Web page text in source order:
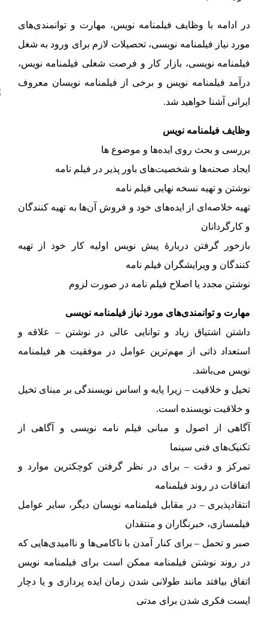
در ادامه با وظایف فیلمنامه نویس، مهارت و توانمندی‌های
مورد نیاز فیلمنامه نویسی، تحصیلات لازم برای ورود به شغل
فیلمنامه نویسی، بازار کار و فرصت شغلی فیلمنامه نویس،
درآمد فیلمنامه نویس و برخی از فیلمنامه نویسان معروف
ایرانی آشنا خواهید شد.
وظایف فیلمنامه نویس
بررسی و بحث روی ایده‌ها و موضوع ها
ایجاد صحنه‌ها و شخصیت‌های باور پذیر در فیلم نامه
نوشتن و تهیه نسخه نهایی فیلم نامه
تهیه خلاصه‌ای از ایده‌های خود و فروش آن‌ها به تهیه کنندگان
و کارگردانان
بازخور گرفتن دربارهٔ پیش نویس اولیه کار خود از تهیه
کنندگان و ویرایشگران فیلم نامه
نوشتن مجدد یا اصلاح فیلم نامه در صورت لزوم
مهارت و توانمندی‌های مورد نیاز فیلمنامه نویسی
داشتن اشتیاق زیاد و توانایی عالی در نوشتن – علاقه و
استعداد ذاتی از مهم‌ترین عوامل در موفقیت هر فیلمنامه
نویس می‌باشد.
تخیل و خلاقیت – زیرا پایه و اساس نویسندگی بر مبنای تخیل
و خلاقیت نویسنده است.
آگاهی از اصول و مبانی فیلم نامه نویسی و آگاهی از
تکنیک‌های فنی سینما
تمرکز و دقت – برای در نظر گرفتن کوچکترین موارد و
اتفاقات در روند فیلمنامه
انتقادپذیری – در مقابل فیلمنامه نویسان دیگر، سایر عوامل
فیلمسازی، خبرنگاران و منتقدان
صبر و تحمل – برای کنار آمدن با ناکامی‌ها و ناامیدی‌هایی که
در روند نوشتن فیلمنامه ممکن است برای فیلمنامه نویس
اتفاق بیافتد مانند طولانی شدن زمان ایده پردازی و یا دچار
ایست فکری شدن برای مدتی